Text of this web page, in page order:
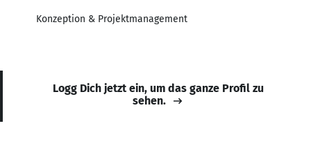
Konzeption & Projektmanagement
Logg Dich jetzt ein, um das ganze Profil zu
sehen.